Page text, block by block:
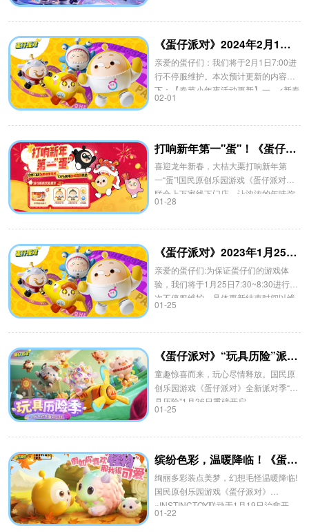
《蛋仔派对》2024年2月1日更新公告
亲爱的蛋仔们：我们将于2月1日7:00进
行不停服维护。本次预计更新的内容如
下：【春节小年夜活动更新】一、<新春
礼包大放送>活动时间：2月2日9:30-2月
02-01
打响新年第一"蛋"！《蛋仔派对》线下新春福利“龙”重登场！
喜迎龙年新春，大桔大栗打响新年第
一“蛋”!国民原创乐园游戏《蛋仔派对》
联合上万家线下门店，让浓浓的年味弥
漫到千家百户，拉满置办年货的仪式
01-28
《蛋仔派对》2023年1月25日更新公告
亲爱的蛋仔们:为保证蛋仔们的游戏体
验，我们将于1月25日7:30~8:30进行一
次不停服维护，具体更新结束时间以维
护后公告为准。此外，我们即将于1月
01-25
《蛋仔派对》“玩具历险”派对季重磅开启！盲盒外观、活动攻略、主题关卡正式揭晓
童趣惊喜而来，玩心尽情释放。国民原
创乐园游戏《蛋仔派对》全新派对季“玩
具历险”1月26日重磅开启。
01-25
缤纷色彩，温暖降临！《蛋仔派对》×INSTINCTOY联动治愈开启
绚丽多彩装点美梦，幻想毛怪温暖降临!
国民原创乐园游戏《蛋仔派对》
×INSTINCTOY联动于1月19日治愈开
启，多彩缤纷的幻想毛怪应约造访蛋仔
01-22